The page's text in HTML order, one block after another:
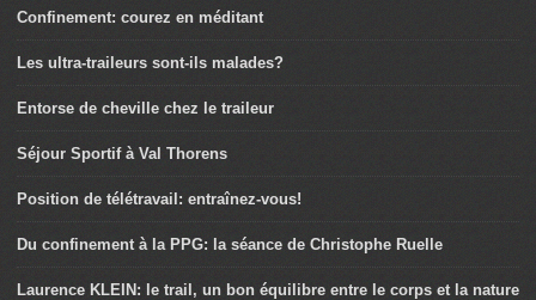
Confinement: courez en méditant
Les ultra-traileurs sont-ils malades?
Entorse de cheville chez le traileur
Séjour Sportif à Val Thorens
Position de télétravail: entraînez-vous!
Du confinement à la PPG: la séance de Christophe Ruelle
Laurence KLEIN: le trail, un bon équilibre entre le corps et la nature